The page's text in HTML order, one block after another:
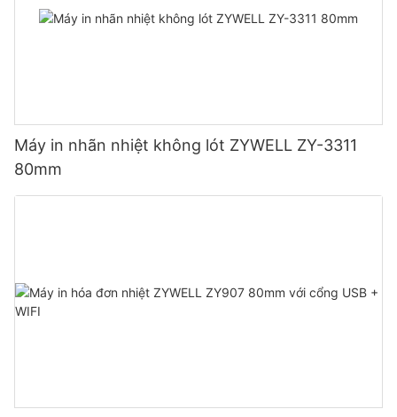
Máy in nhãn nhiệt không lót ZYWELL ZY-3311
80mm